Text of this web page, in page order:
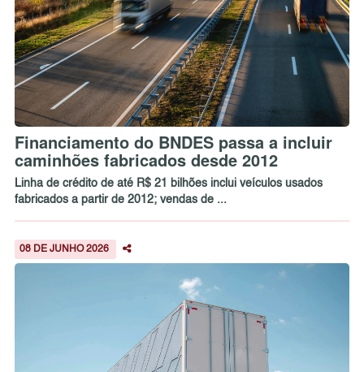
Financiamento do BNDES passa a incluir
caminhões fabricados desde 2012
Linha de crédito de até R$ 21 bilhões inclui veículos usados
fabricados a partir de 2012; vendas de ...
08 DE JUNHO 2026